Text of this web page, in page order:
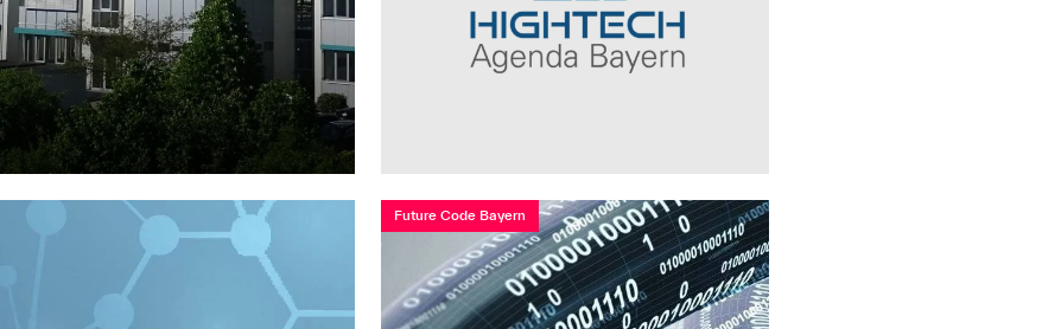
Future Code Bayern